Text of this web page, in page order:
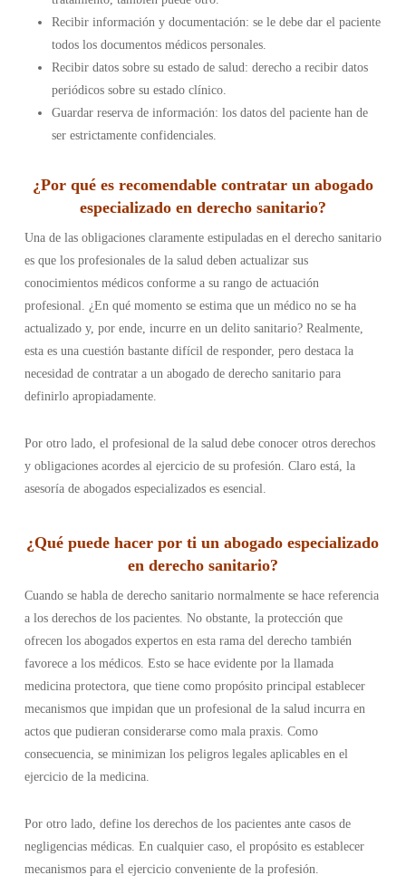
Recibir información y documentación: se le debe dar el paciente
todos los documentos médicos personales.
Recibir datos sobre su estado de salud: derecho a recibir datos
periódicos sobre su estado clínico.
Guardar reserva de información: los datos del paciente han de
ser estrictamente confidenciales.
¿Por qué es recomendable contratar un abogado
especializado en derecho sanitario?
Una de las obligaciones claramente estipuladas en el derecho sanitario
es que los profesionales de la salud deben actualizar sus
conocimientos médicos conforme a su rango de actuación
profesional. ¿En qué momento se estima que un médico no se ha
actualizado y, por ende, incurre en un delito sanitario? Realmente,
esta es una cuestión bastante difícil de responder, pero destaca la
necesidad de contratar a un abogado de derecho sanitario para
definirlo apropiadamente.
Por otro lado, el profesional de la salud debe conocer otros derechos
y obligaciones acordes al ejercicio de su profesión. Claro está, la
asesoría de abogados especializados es esencial.
¿Qué puede hacer por ti un abogado especializado
en derecho sanitario?
Cuando se habla de derecho sanitario normalmente se hace referencia
a los derechos de los pacientes. No obstante, la protección que
ofrecen los abogados expertos en esta rama del derecho también
favorece a los médicos. Esto se hace evidente por la llamada
medicina protectora, que tiene como propósito principal establecer
mecanismos que impidan que un profesional de la salud incurra en
actos que pudieran considerarse como mala praxis. Como
consecuencia, se minimizan los peligros legales aplicables en el
ejercicio de la medicina.
Por otro lado, define los derechos de los pacientes ante casos de
negligencias médicas. En cualquier caso, el propósito es establecer
mecanismos para el ejercicio conveniente de la profesión.